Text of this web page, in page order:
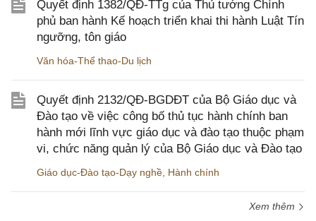
Quyết định 1382/QĐ-TTg của Thủ tướng Chính
phủ ban hành Kế hoạch triển khai thi hành Luật Tín
ngưỡng, tôn giáo
Văn hóa-Thể thao-Du lịch
Quyết định 2132/QĐ-BGDĐT của Bộ Giáo dục và
Đào tạo về việc công bố thủ tục hành chính ban
hành mới lĩnh vực giáo dục và đào tạo thuộc phạm
vi, chức năng quản lý của Bộ Giáo dục và Đào tạo
Giáo dục-Đào tạo-Dạy nghề Hành chính
Xem thêm